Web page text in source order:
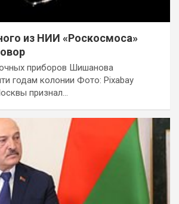
из НИИ «Роскосмоса»
приборов Шишанова
годам колонии Фото: Pixabay
признал…